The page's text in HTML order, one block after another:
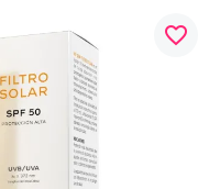
favorite_border